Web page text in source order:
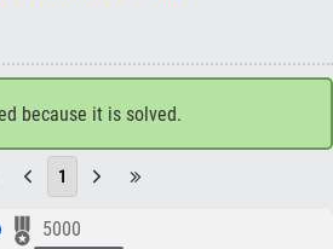
because it is solved.
1
5000